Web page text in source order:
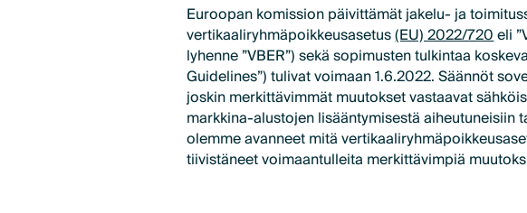
Euroopan komission päivittämät jakelu- ja
vertikaaliryhmäpoikkeusasetus(EU) 2022/720eli
lyhenne ”VBER”) sekä sopimusten tulkintaa
Guidelines”) tulivat voimaan 1.6.2022. Säännöt
joskin merkittävimmät muutokset vastaavat
markkina-alustojen lisääntymisestä aiheutuneisiin
olemme avanneet mitä
tiivistäneet voimaantulleita merkittävimpiä